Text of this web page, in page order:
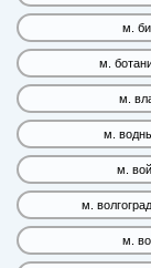
м.
м.
м.
м.
м.
м.
м.